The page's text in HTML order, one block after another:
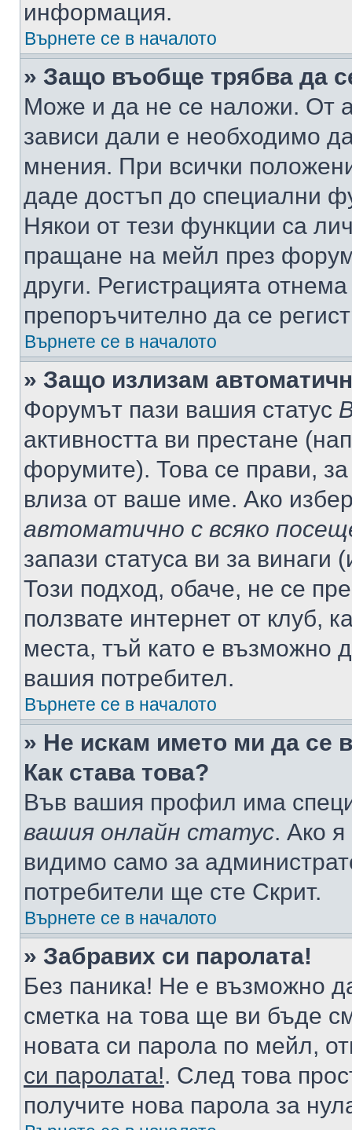
информация.
Върнете се в началото
» Защо въобще трябва да
Може и да не се наложи. От
зависи дали е необходимо
мнения. При всички
даде достъп до специални
Някои от тези функции са
пращане на мейл през
други. Регистрацията
препоръчително да се
Върнете се в началото
» Защо излизам
Форумът пази вашия статус
активността ви престане
форумите). Това се прави,
влиза от ваше име. Ако
автоматично с всяко
запази статуса ви за винаги
Този подход, обаче, не се
ползвате интернет от клуб,
места, тъй като е възможно
вашия потребител.
Върнете се в началото
» Не искам името ми да се
Как става това?
Във вашия профил има
вашия онлайн статус. Ако
видимо само за
потребители ще сте Скрит.
Върнете се в началото
» Забравих си паролата!
Без паника! Не е възможно
сметка на това ще ви бъде
новата си парола по мейл,
си паролата!. След това
получите нова парола за